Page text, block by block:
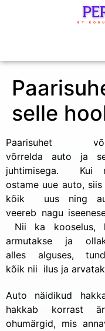
selle
Paarisuhet
võrrelda auto ja
juhtimisega. Kui
ostame uue auto, siis
kõik uus ning
veereb nagu
Nii ka kooselus,
armutakse ja
alles alguses,
kõik nii ilus ja
Auto näidikud
hakkab korrast
ohumärgid, mis